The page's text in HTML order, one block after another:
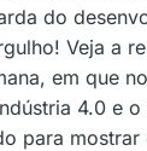
do
Veja a
em que
4.0 e
para